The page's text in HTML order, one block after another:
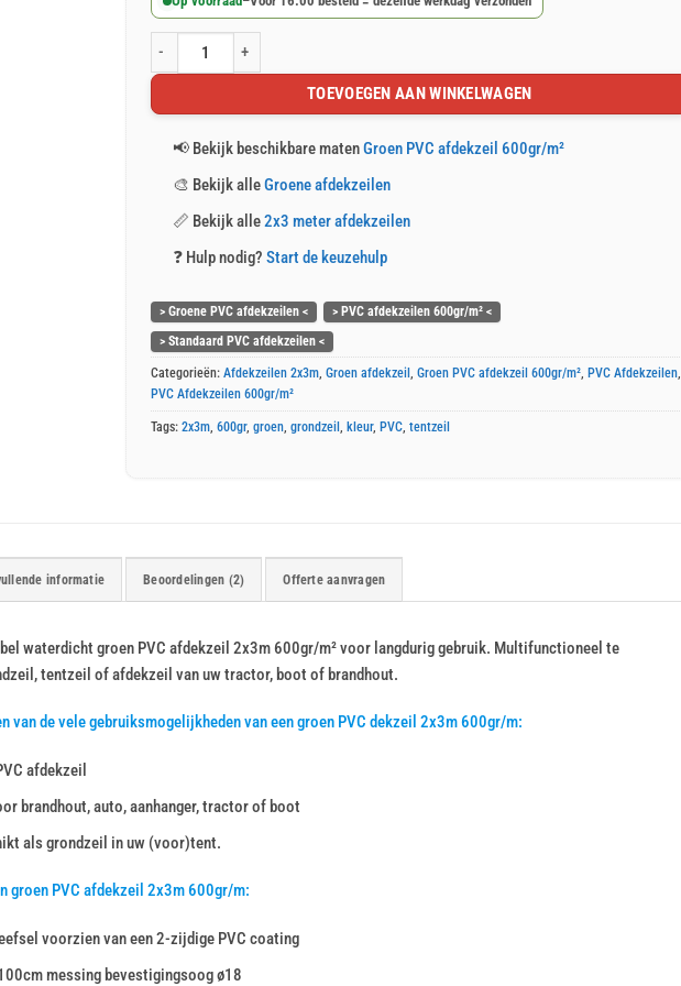
Groen PVC afdekzeil 2x3m 600gr/m² aantal
TOEVOEGEN AAN WINKELWAGEN
📢 Bekijk beschikbare matenGroen PVC afdekzeil 600gr/m²
🎨 Bekijk alleGroene afdekzeilen
📏 Bekijk alle2x3 meter afdekzeilen
❓ Hulp nodig? Start de keuzehulp
> Groene PVC afdekzeilen <
> PVC afdekzeilen 600gr/m² <
> Standaard PVC afdekzeilen <
Categorieën:Afdekzeilen 2x3m,Groen afdekzeil,Groen PVC afdekzeil 600gr/m², PVC Afdekzeilen,
PVC Afdekzeilen 600gr/m²
Tags:2x3m,600gr,groen,grondzeil, kleur, PVC,tentzeil
informatie Beoordelingen (2) Offerte aanvragen
waterdicht groen PVC afdekzeil 2x3m 600gr/m² voor langdurig gebruik. Multifunctioneel te
tentzeil of afdekzeil van uw tractor, boot of brandhout.
van de vele gebruiksmogelijkheden van een groen PVC dekzeil 2x3m 600gr/m:
afdekzeil
brandhout, auto, aanhanger, tractor of boot
als grondzeil in uw (voor)tent.
groen PVC afdekzeil 2x3m 600gr/m:
voorzien van een 2-zijdige PVC coating
messing bevestigingsoog ø18